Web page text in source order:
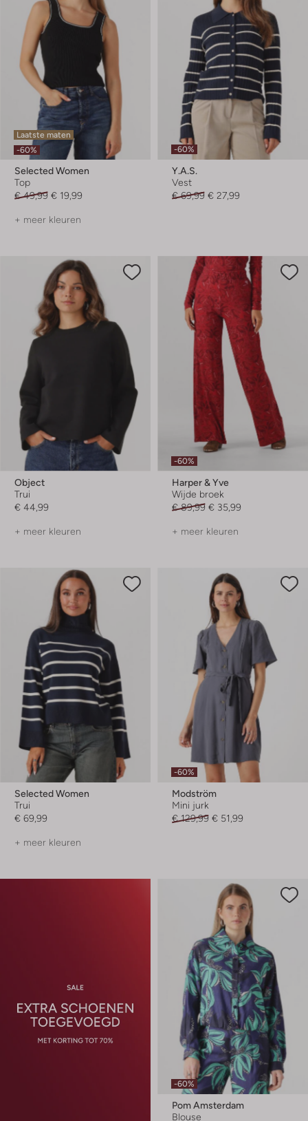
Laatste maten
-60%
Selected Women
Top
€ 49,99 € 19,99
+ meer kleuren
-60%
Y.a.s.
Vest
€ 69,99 € 27,99
Object
Trui
€ 44,99
+ meer kleuren
-60%
Harper & Yve
Wijde broek
€ 89,99 € 35,99
+ meer kleuren
Selected Women
Trui
€ 69,99
+ meer kleuren
-60%
Modström
Mini jurk
€ 129,99 € 51,99
-60%
Pom Amsterdam
Blouse